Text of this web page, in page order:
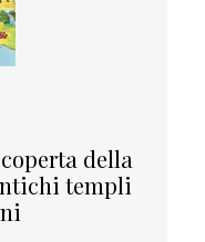
della
templi